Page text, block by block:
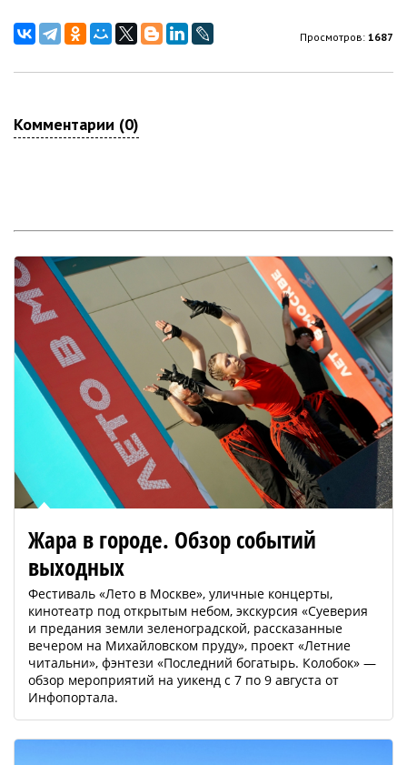
Просмотров: 1687
Комментарии (0)
Жара в городе. Обзор событий
выходных
Фестиваль «Лето в Москве», уличные концерты,
кинотеатр под открытым небом, экскурсия «Суеверия
и предания земли зеленоградской, рассказанные
вечером на Михайловском пруду», проект «Летние
читальни», фэнтези «Последний богатырь. Колобок» —
обзор мероприятий на уикенд с 7 по 9 августа от
Инфопортала.